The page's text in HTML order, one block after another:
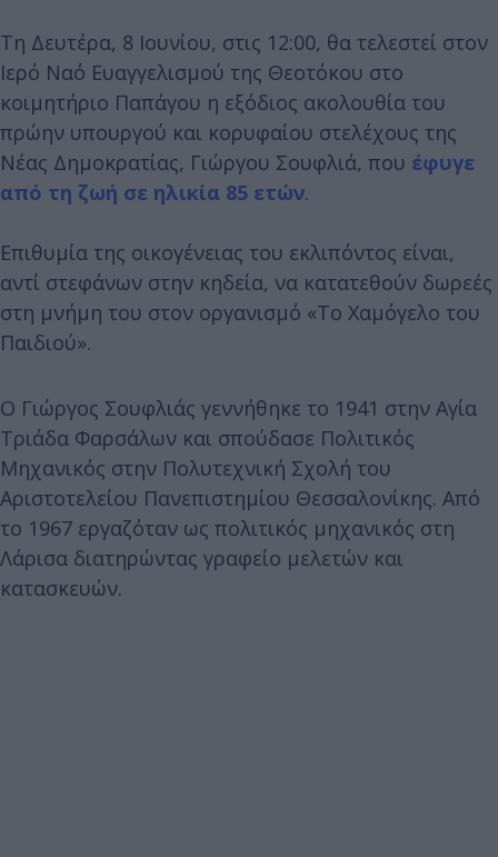
Τη Δευτέρα, 8 Ιουνίου, στις 12:00, θα τελεστεί στον
Ιερό Ναό Ευαγγελισμού της Θεοτόκου στο
κοιμητήριο Παπάγου η εξόδιος ακολουθία του
πρώην υπουργού και κορυφαίου στελέχους της
Νέας Δημοκρατίας, Γιώργου Σουφλιά, που έφυγε
από τη ζωή σε ηλικία 85 ετών.
Επιθυμία της οικογένειας του εκλιπόντος είναι,
αντί στεφάνων στην κηδεία, να κατατεθούν δωρεές
στη μνήμη του στον οργανισμό «Το Χαμόγελο του
Παιδιού».
Ο Γιώργος Σουφλιάς γεννήθηκε το 1941 στην Αγία
Τριάδα Φαρσάλων και σπούδασε Πολιτικός
Μηχανικός στην Πολυτεχνική Σχολή του
Αριστοτελείου Πανεπιστημίου Θεσσαλονίκης. Από
το 1967 εργαζόταν ως πολιτικός μηχανικός στη
Λάρισα διατηρώντας γραφείο μελετών και
κατασκευών.